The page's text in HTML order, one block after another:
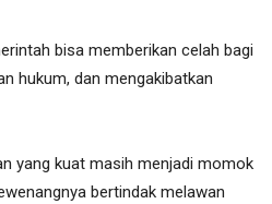
bisa memberikan celah bagi
hukum, dan mengakibatkan
yang kuat masih menjadi momok
bertindak melawan